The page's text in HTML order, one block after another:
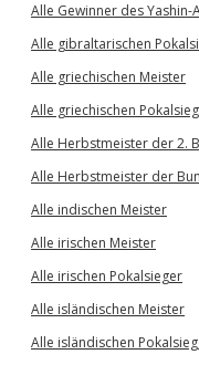
Alle Gewinner des Yashin-
Alle gibraltarischen
Alle griechischen Meister
Alle griechischen
Alle Herbstmeister der 2.
Alle Herbstmeister der
Alle indischen Meister
Alle irischen Meister
Alle irischen Pokalsieger
Alle isländischen Meister
Alle isländischen